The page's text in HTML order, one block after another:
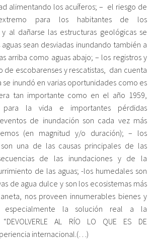
alimentando los acuíferos; – el riesgo de
para los habitantes de los
al dañarse las estructuras geológicas se
sean desviadas inundando también a
arriba como aguas abajo; – los registros y
de escobarenses y rescatistas, dan cuenta
se inundó en varias oportunidades como es
tan importante como en el año 1959,
para la vida e importantes pérdidas
de inundación son cada vez más
(en magnitud y/o duración); – los
una de las causas principales de las
de las inundaciones y de la
de las aguas; -los humedales son
de agua dulce y son los ecosistemas más
nos proveen innumerables bienes y
la solución real a la
AL RÍO LO QUE ES DE
internacional.(…)